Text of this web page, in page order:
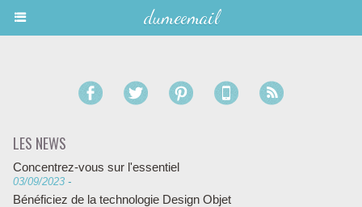
dumeemail
LES NEWS
Concentrez-vous sur l'essentiel
03/09/2023 -
Bénéficiez de la technologie Design Objet